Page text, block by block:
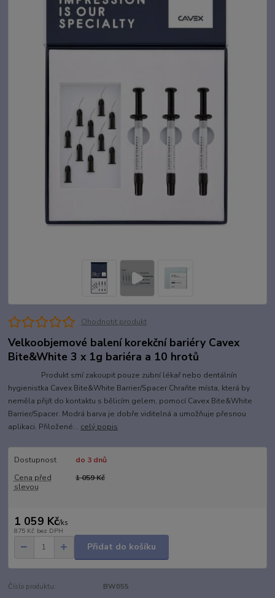
Ohodnotit produkt
Velkoobjemové balení korekční bariéry Cavex
Bite&White 3 x 1g bariéra a 10 hrotů
Produkt smí zakoupit pouze zubní lékař nebo dentálnín
hygienistka Cavex Bite&White Barrier/Spacer Chraňte místa, která by
neměla přijít do kontaktu s bělicím gelem, pomocí Cavex Bite&White
Barrier/Spacer. Modrá barva je dobře viditelná a umožňuje přesnou
aplikaci. Přiložené... celý popis
Dostupnost
do 3 dnů
Cena před
slevou
1 059 Kč
1 059 Kč/ks
875 Kč bez DPH
Přidat do košíku
Číslo produktu: BW055